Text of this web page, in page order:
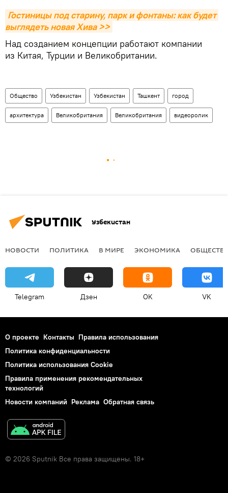
Гостиницы под старину, парк и фонтаны: как будет
выглядеть новая Хива >>
Над созданием концепции работают компании
из Китая, Турции и Великобритании.
Общество Узбекистан Узбекистан Ташкент город
архитектура Великобритания Великобритания видеоролик
Узбекистан
НОВОСТИ ПОЛИТИКА В МИРЕ ЭКОНОМИКА
Telegram Дзен OK VK
О проекте Контакты Правила использования
Политика конфиденциальности
Политика использования Cookie
Правила применения рекомендательных
технологий
Новости компаний Реклама Обратная связь
© 2026 Sputnik Все права защищены. 18+